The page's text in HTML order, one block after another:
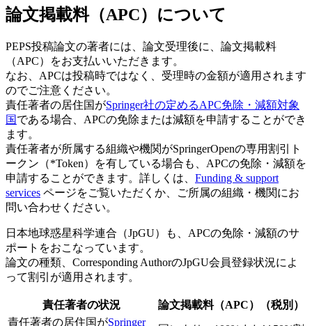
論文掲載料（APC）について
PEPS投稿論文の著者には、論文受理後に、論文掲載料
（APC）をお支払いいただきます。
なお、APCは投稿時ではなく、受理時の金額が適用されます
のでご注意ください。
責任著者の居住国がSpringer社の定めるAPC免除・減額対象
国である場合、APCの免除または減額を申請することができ
ます。
責任著者が所属する組織や機関がSpringerOpenの専用割引ト
ークン（*Token）を有している場合も、APCの免除・減額を
申請することができます。詳しくは、 Funding & support
services ページをご覧いただくか、ご所属の組織・機関にお
問い合わせください。
日本地球惑星科学連合（JpGU）も、APCの免除・減額のサ
ポートをおこなっています。
論文の種類、Corresponding AuthorのJpGU会員登録状況によ
って割引が適用されます。
責任著者の状況
論文掲載料（APC）（税別）
責任著者の居住国がSpringer